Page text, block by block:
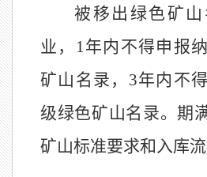
被移出绿色矿
业， 1年内不得申报
矿山名录， 3年内不
级绿色矿山名录。期
矿山标准要求和入库流